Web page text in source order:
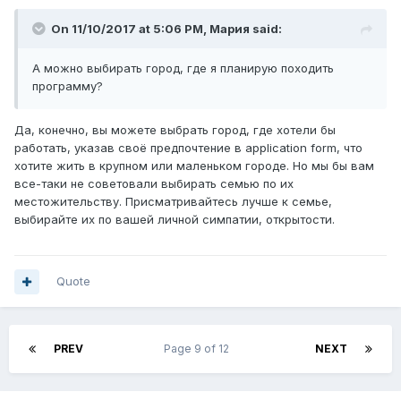
On 11/10/2017 at 5:06 PM, Мария said:
А можно выбирать город, где я планирую походить
программу?
Да, конечно, вы можете выбрать город, где хотели бы
работать, указав своё предпочтение в application form, что
хотите жить в крупном или маленьком городе. Но мы бы вам
все-таки не советовали выбирать семью по их
местожительству. Присматривайтесь лучше к семье,
выбирайте их по вашей личной симпатии, открытости.
Quote
PREV NEXT
Page 9 of 12